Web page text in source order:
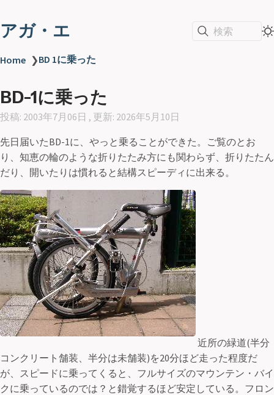
アガ・エ 検索
Home ❯BD 1に乗った
BD-1に乗った
投稿: 2003年7月06日 , 更新: 2026年5月10日
先日届いたBD-1に、やっと乗ることができた。ご覧のとお
り、知恵の輪のような折りたたみ方にも関わらず、折りたたん
だり、開いたりは慣れると結構スピーディに出来る。
近所の緑道(半分
コンクリート舗装、半分は未舗装)を20分ほど走った程度だ
が、スピードに乗ってくると、フルサイズのマウンテン・バイ
クに乗っているのでは？と錯覚するほど安定している。フロン